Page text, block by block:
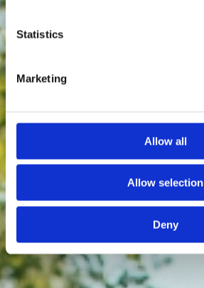
Statistics
Marketing
Allow all
Allow selection
Deny